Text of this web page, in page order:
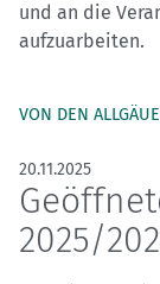
und an die
aufzuarbeiten.
VON DEN
20.11.2025
2025/